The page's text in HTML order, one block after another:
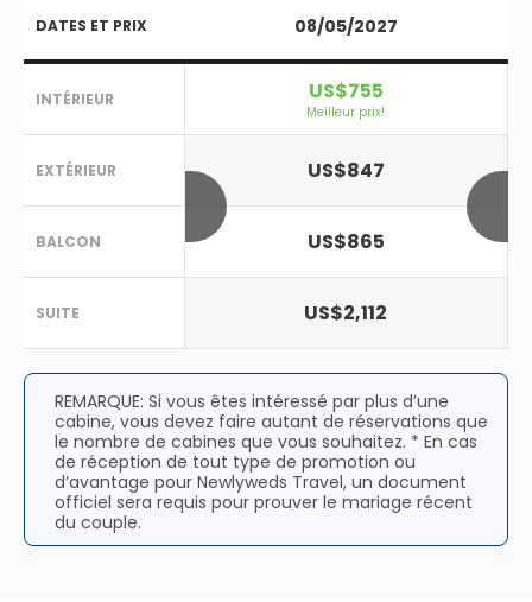
DATES ET PRIX
INTÉRIEUR
EXTÉRIEUR
BALCON
SUITE
08/05/2027
US$755
Meilleur prix!
US$847
US$865
US$2,112
REMARQUE: Si vous êtes intéressé par plus d’une
cabine, vous devez faire autant de réservations que
le nombre de cabines que vous souhaitez. * En cas
de réception de tout type de promotion ou
d’avantage pour Newlyweds Travel, un document
officiel sera requis pour prouver le mariage récent
du couple.